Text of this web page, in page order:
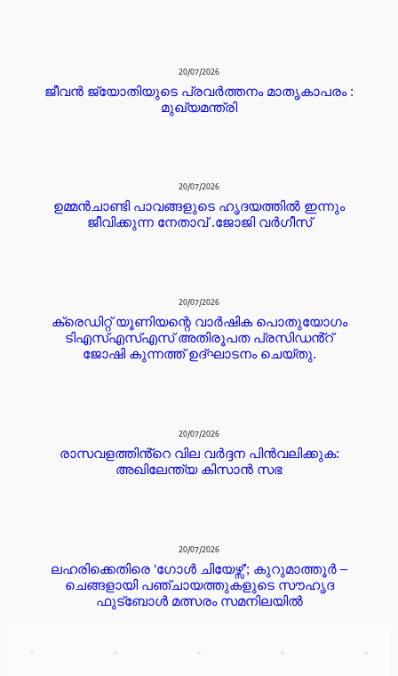
20/07/2026
ജീവൻ ജ്യോതിയുടെ പ്രവർത്തനം മാതൃകാപരം :
മുഖ്യമന്ത്രി
20/07/2026
ഉമ്മൻചാണ്ടി പാവങ്ങളുടെ ഹൃദയത്തിൽ ഇന്നും
ജീവിക്കുന്ന നേതാവ് .ജോജി വർഗീസ്
20/07/2026
ക്രെഡിറ്റ് യൂണിയന്റെ വാർഷിക പൊതുയോഗം
ടിഎസ്എസ്എസ് അതിരൂപത പ്രസിഡൻ്റ്
ജോഷി കുന്നത്ത് ഉദ്ഘാടനം ചെയ്തു.
20/07/2026
രാസവളത്തിൻ്റെ വില വർദ്ദന പിൻവലിക്കുക:
അഖിലേന്ത്യ കിസാൻ സഭ
20/07/2026
ലഹരിക്കെതിരെ ‘ഗോൾ ചിയേഴ്സ്’; കുറുമാത്തൂർ –
ചെങ്ങളായി പഞ്ചായത്തുകളുടെ സൗഹൃദ
ഫുട്ബോൾ മത്സരം സമനിലയിൽ